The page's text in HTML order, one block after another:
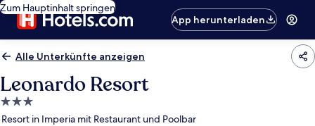
Zum Hauptinhalt springen
App herunterladen
Alle Unterkünfte anzeigen
Leonardo Resort
3.0-
Sterne-
Resort in Imperia mit Restaurant und Poolbar